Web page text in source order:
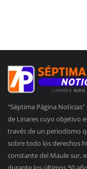
"Séptima Página
de Linares cuyo objetivo
través de un periodismo
sobre todo los derechos
constante del Maule sur,